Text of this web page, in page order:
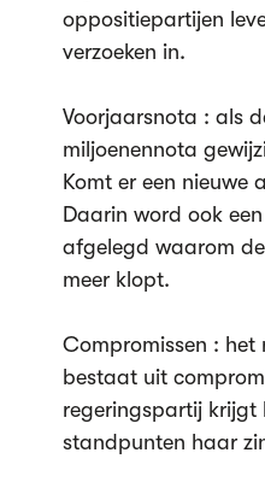
oppositiepartijen
verzoeken in.
Voorjaarsnota : als
miljoenennota
Komt er een nieuwe
Daarin word ook
afgelegd waarom
meer klopt.
Compromissen : het
bestaat uit
regeringspartij krijgt
standpunten haar